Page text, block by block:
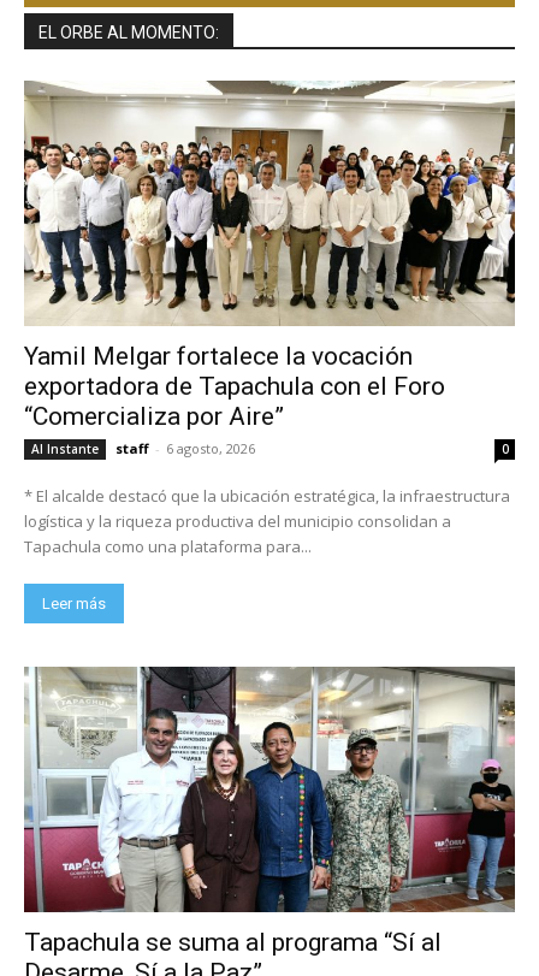
EL ORBE AL MOMENTO:
Yamil Melgar fortalece la vocación
exportadora de Tapachula con el Foro
“Comercializa por Aire”
Al Instante staff - 6 agosto, 2026 0
* El alcalde destacó que la ubicación estratégica, la infraestructura
logística y la riqueza productiva del municipio consolidan a
Tapachula como una plataforma para...
Leer más
Tapachula se suma al programa “Sí al